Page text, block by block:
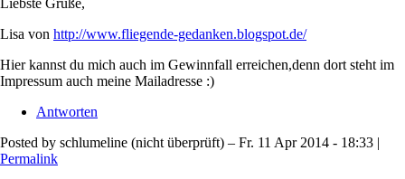
Lisa von http://www.fliegende-gedanken.blogspot.de/
Hier kannst du mich auch im Gewinnfall erreichen,denn dort steht im
Impressum auch meine Mailadresse :)
Antworten
Posted by schlumeline (nicht überprüft) – Fr. 11 Apr 2014 - 18:33 |
Permalink